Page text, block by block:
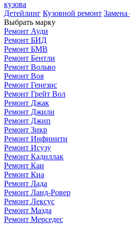
кузова
Детейлинг Кузовной ремонт Замена
Выбрать марку
Ремонт Ауди
Ремонт БИД
Ремонт БМВ
Ремонт Бентли
Ремонт Вольво
Ремонт Воя
Ремонт Генезис
Ремонт Грейт Вол
Ремонт Джак
Ремонт Джили
Ремонт Джип
Ремонт Зикр
Ремонт Инфинити
Ремонт Исузу
Ремонт Кадиллак
Ремонт Каи
Ремонт Киа
Ремонт Лада
Ремонт Ланд-Ровер
Ремонт Лексус
Ремонт Мазда
Ремонт Мерседес